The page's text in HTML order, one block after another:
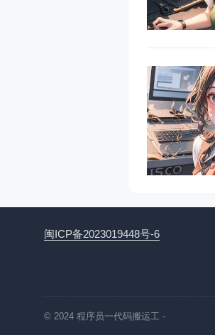
闽ICP备2023019448号-6
© 2024 程序员一代码搬运工 -